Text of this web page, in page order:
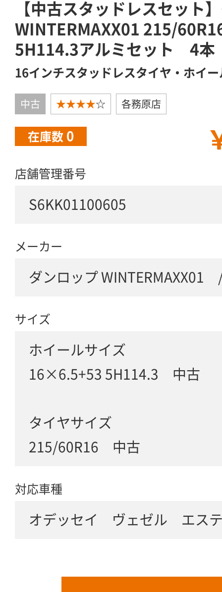
【中古スタッドレスセット
WINTERMAXX01 215/
5H114.3アルミセット 4本
16インチスタッドレスタイヤ・ホイ
中古 ★★★★☆ 各務原店
在庫数 0
店舗管理番号
S6KK01100605
メーカー
ダンロップ
サイズ
ホイールサイズ
16×6.5+53 5H114.3 中古
タイヤサイズ
215/60R16 中古
対応車種
オデッセイ ヴェゼル エス